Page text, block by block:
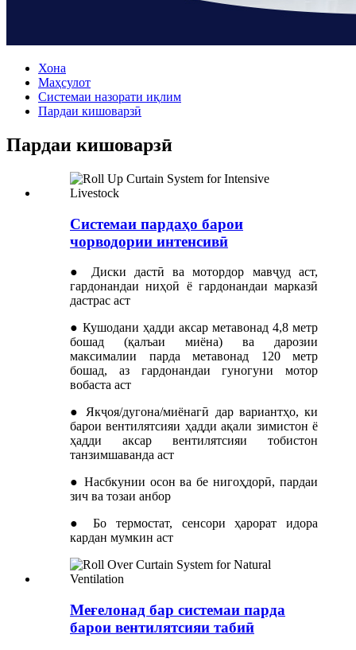
Хона
Маҳсулот
Системаи назорати иқлим
Пардаи кишоварзӣ
Пардаи кишоварзӣ
Системаи пардаҳо барои
чорводории интенсивӣ
● Диски дастӣ ва мотордор мавҷуд аст,
гардонандаи ниҳоӣ ё гардонандаи марказӣ
дастрас аст
● Кушодани ҳадди аксар метавонад 4,8 метр
бошад (қалъаи миёна) ва дарозии
максималии парда метавонад 120 метр
бошад, аз гардонандаи гуногуни мотор
вобаста аст
● Якҷоя/дугона/миёнагӣ дар вариантҳо, ки
барои вентилятсияи ҳадди ақали зимистон ё
ҳадди аксар вентилятсияи тобистон
танзимшаванда аст
● Насбкунии осон ва бе нигоҳдорӣ, пардаи
зич ва тозаи анбор
● Бо термостат, сенсори ҳарорат идора
кардан мумкин аст
Меғелонад бар системаи парда
барои вентилятсияи табиӣ